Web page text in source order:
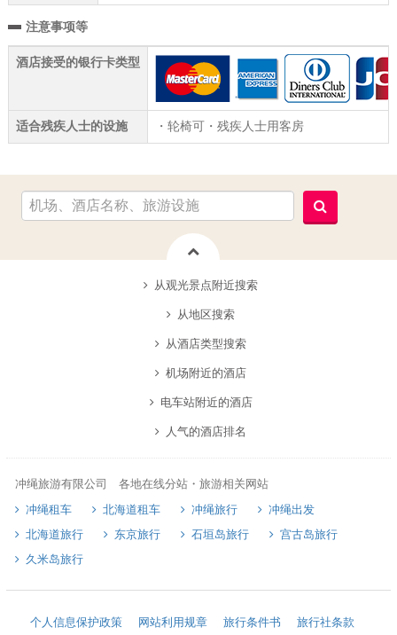
注意事项等
酒店接受的银行卡类型
适合残疾人士的设施 ・轮椅可・残疾人士用客房
从观光景点附近搜索
从地区搜索
从酒店类型搜索
机场附近的酒店
电车站附近的酒店
人气的酒店排名
冲绳旅游有限公司 各地在线分站・旅游相关网站
冲绳租车
北海道租车 冲绳旅行
冲绳出发
北海道旅行
东京旅行 石垣岛旅行
宫古岛旅行
久米岛旅行
个人信息保护政策 网站利用规章 旅行条件书 旅行社条款